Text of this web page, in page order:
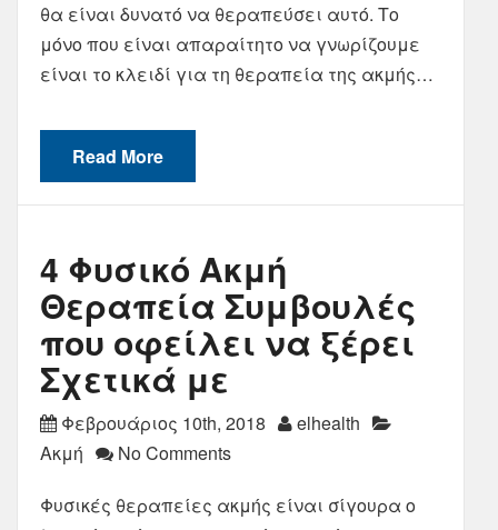
θα είναι δυνατό να θεραπεύσει αυτό. Το
μόνο που είναι απαραίτητο να γνωρίζουμε
είναι το κλειδί για τη θεραπεία της ακμής…
Read More
4 Φυσικό Ακμή
Θεραπεία Συμβουλές
που οφείλει να ξέρει
Σχετικά με
Φεβρουάριος 10th, 2018
elhealth
Ακμή
No Comments
Φυσικές θεραπείες ακμής είναι σίγουρα ο